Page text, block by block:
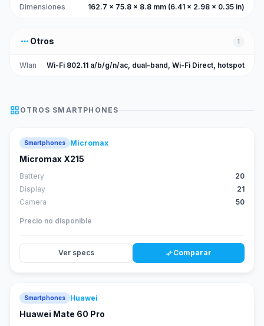
Dimensiones 162.7 x 75.8 x 8.8 mm (6.41 x 2.98 x 0.35 in)
more_horiz Otros 1
Wlan Wi-Fi 802.11 a/b/g/n/ac, dual-band, Wi-Fi Direct, hotspot
grid_view OTROS SMARTPHONES
Smartphones Micromax
Micromax X215
Battery
20
Display
21
Camera
50
Precio no disponible
Ver specs compare_arrowsComparar
Smartphones Huawei
Huawei Mate 60 Pro